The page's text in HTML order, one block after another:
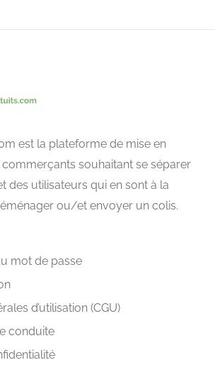
est la plateforme de mise en
souhaitant se séparer
des utilisateurs qui en sont à la
ou/et envoyer un colis.
mot de passe
d’utilisation (CGU)
conduite